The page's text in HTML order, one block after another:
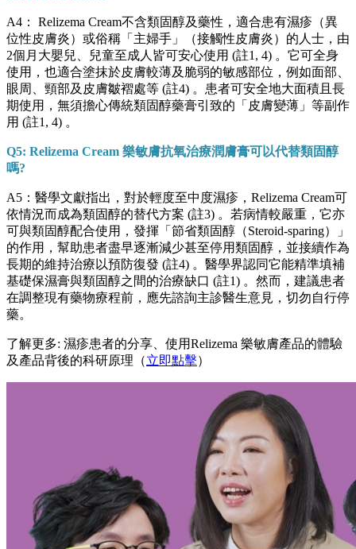
A4： Relizema Cream不含類固醇及藥性，適合患有濕疹（異
位性皮膚炎）或俗稱「主婦手」（接觸性皮膚炎）的人士，由
2個月大嬰兒、兒童至成人皆可安心使用 (註1, 4) 。它可全身
使用，也適合塗抹於皮膚較薄及脆弱的敏感部位，例如面部、
眼周、頸部及皮膚皺褶處等 (註4) 。患者可安全地大面積且長
期使用，無須擔心傳統類固醇藥膏引致的「皮膚變薄」等副作
用 (註1, 4) 。
Q5: Relizema Cream 樂敏膚抗氧治療潤膚膏可以代替類固醇
嗎?
A5：醫學文獻指出，對於輕度至中度濕疹，Relizema Cream可
依情況而成為類固醇的替代方案 (註3) 。若病情較嚴重，它亦
可與類固醇配合使用，發揮「節省類固醇（Steroid-sparing）」
的作用，幫助患者盡早逐漸減少甚至停用類固醇，並接續作為
長期的維持治療以預防復發 (註4) 。醫學界認同它能精準填補
基礎保濕膏與類固醇之間的治療缺口 (註1) 。然而，建議患者
在調整現有藥物療程前，應先諮詢主診醫生意見，切勿自行停
藥。
了解更多: 濕疹患者的分享、使用Relizema 樂敏膚產品的體驗
及產品背後的科研原理（立即點擊）